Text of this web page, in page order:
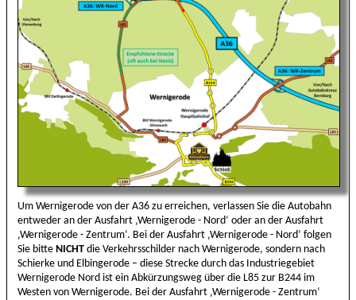
Um Wernigerode von der A36 zu erreichen, verlassen Sie die Autobahn
entweder an der Ausfahrt ‚Wernigerode - Nord‘ oder an der Ausfahrt
‚Wernigerode - Zentrum‘. Bei der Ausfahrt ‚Wernigerode - Nord‘ folgen
Sie bitte NICHT die Verkehrsschilder nach Wernigerode, sondern nach
Schierke und Elbingerode – diese Strecke durch das Industriegebiet
Wernigerode Nord ist ein Abkürzungsweg über die L85 zur B244 im
Westen von Wernigerode. Bei der Ausfahrt ‚Wernigerode - Zentrum‘